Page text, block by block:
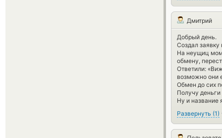
Дмитрий
Добрый день.
Создал
На неущиц
обмену,
Ответили:
возможно они
Обмен до сих
Получу
Ну и название
Развернуть (1)